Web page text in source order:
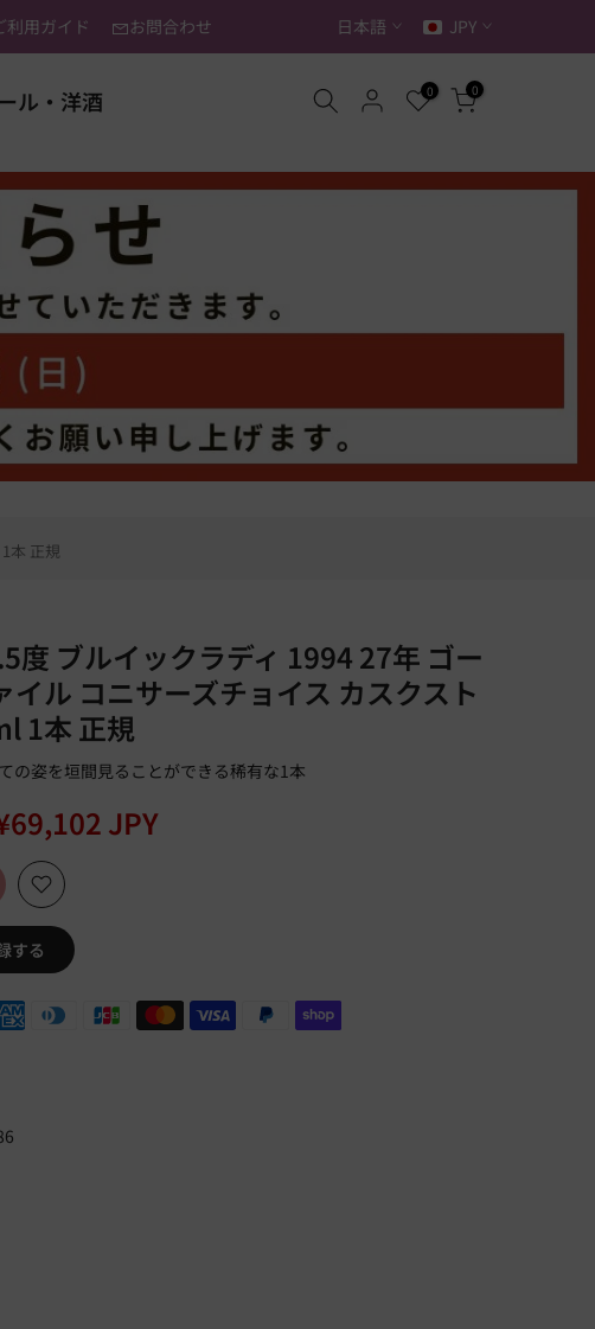
利用ガイド お問合わせ 日本語 JPY
ル・洋酒 0 0
本 正規
度 ブルイックラディ 1994 27年 ゴー
イル コニサーズチョイス カスクスト
1本 正規
の姿を垣間見ることができる稀有な1本
JPY
する